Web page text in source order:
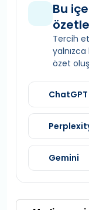
Bu
özetle
Tercih
özet
ChatGPT
Gemini